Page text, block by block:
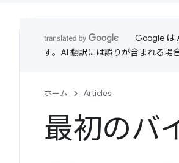
Google は
す。AI 翻訳には誤りが含まれる場
ホーム Articles
最初のバ